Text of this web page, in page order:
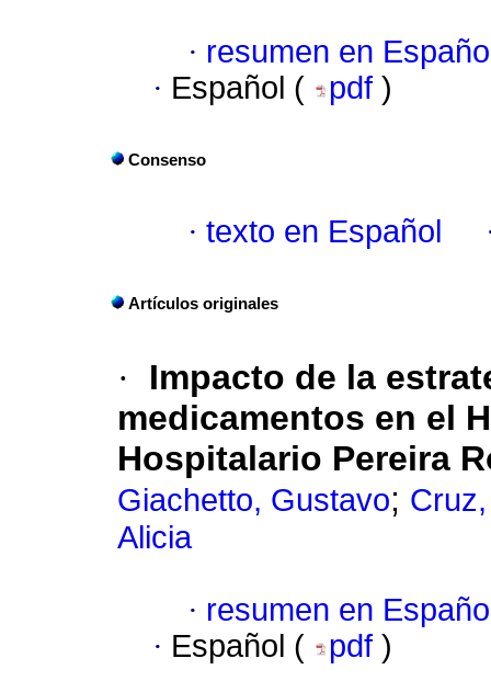
· resumen en
· Español ( pdf )
Consenso
· texto en Español
Artículos originales
·
Impacto de la
medicamentos en el
Hospitalario Pereira
Giachetto, Gustavo;
Alicia
· resumen en
· Español ( pdf )